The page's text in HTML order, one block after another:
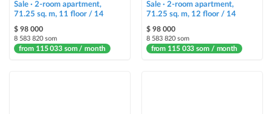
Highlight with color
Auto UP
Sale · 2-room apartment,
71.25 sq. m, 11 floor / 14
$ 98 000
8 583 820 som
from 115 033 som / month
Sale · 2-room apartment,
71.25 sq. m, 12 floor / 14
$ 98 000
8 583 820 som
from 115 033 som / month